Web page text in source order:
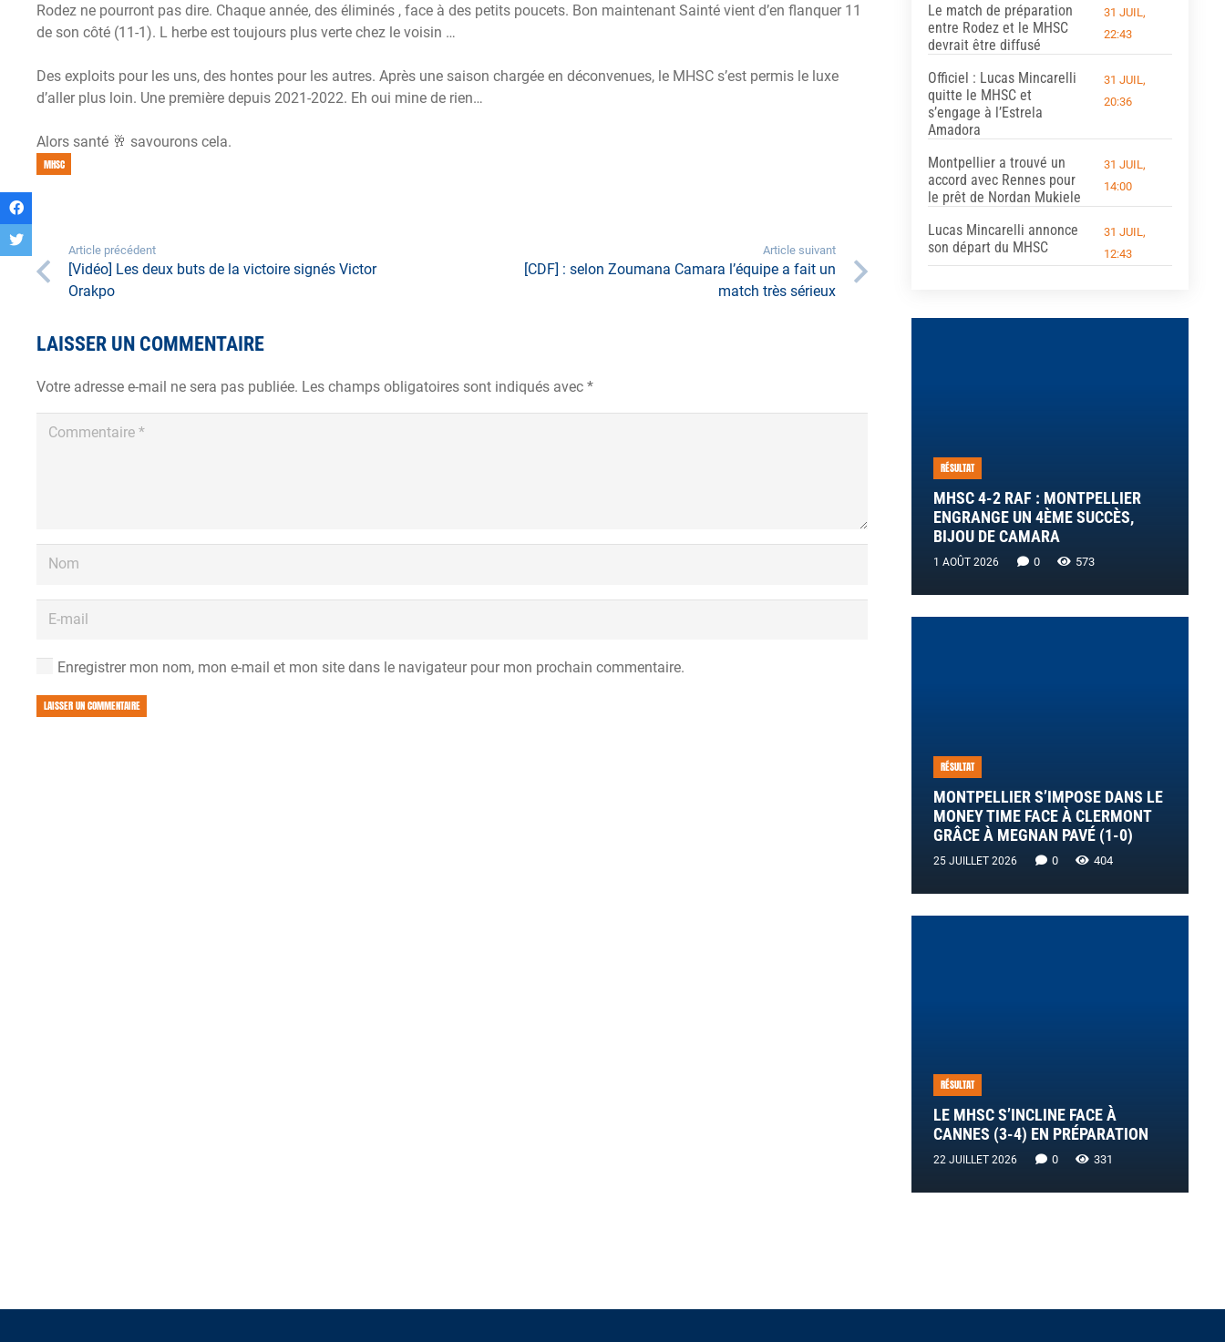
Rodez ne pourront pas dire. Chaque année, des éliminés , face à des petits poucets. Bon maintenant Sainté vient d’en flanquer 11
de son côté (11-1). L herbe est toujours plus verte chez le voisin …
Des exploits pour les uns, des hontes pour les autres. Après une saison chargée en déconvenues, le MHSC s’est permis le luxe
d’aller plus loin. Une première depuis 2021-2022. Eh oui mine de rien…
Alors santé 🥂 savourons cela.
MHSC
Article précédent
[Vidéo] Les deux buts de la victoire signés Victor
Orakpo
Article suivant
[CDF] : selon Zoumana Camara l’équipe a fait un
match très sérieux
LAISSER UN COMMENTAIRE
Votre adresse e-mail ne sera pas publiée. Les champs obligatoires sont indiqués avec *
Enregistrer mon nom, mon e-mail et mon site dans le navigateur pour mon prochain commentaire.
LAISSER UN COMMENTAIRE
Le match de préparation
entre Rodez et le MHSC
devrait être diffusé
31 JUIL,
22:43
Officiel : Lucas Mincarelli
quitte le MHSC et
s’engage à l’Estrela
Amadora
31 JUIL,
20:36
Montpellier a trouvé un
accord avec Rennes pour
le prêt de Nordan Mukiele
31 JUIL,
14:00
Lucas Mincarelli annonce
son départ du MHSC
31 JUIL,
12:43
RÉSULTAT
MHSC 4-2 RAF : MONTPELLIER
ENGRANGE UN 4ÈME SUCCÈS,
BIJOU DE CAMARA
1 AOÛT 2026 0 573
RÉSULTAT
MONTPELLIER S’IMPOSE DANS LE
MONEY TIME FACE À CLERMONT
GRÂCE À MEGNAN PAVÉ (1-0)
25 JUILLET 2026 0 404
RÉSULTAT
LE MHSC S’INCLINE FACE À
CANNES (3-4) EN PRÉPARATION
22 JUILLET 2026 0 331